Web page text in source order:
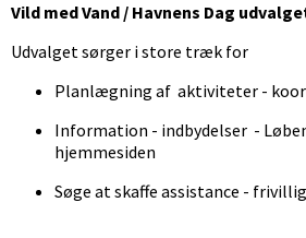
Vild med Vand / Havnens Dag
Udvalget sørger i store træk for
Planlægning af aktiviteter -
Information - indbydelser -
hjemmesiden
Søge at skaffe assistance -